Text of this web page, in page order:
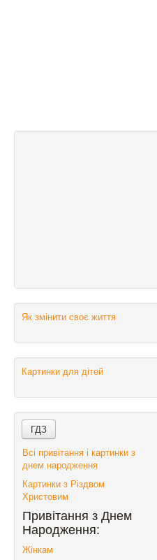
Як змінити своє життя
Картинки для дітей
Всі привітання і картинки з
днем народження
Картинки з Різдвом
Христовим
Привітання з Днем
Народження:
Жінкам